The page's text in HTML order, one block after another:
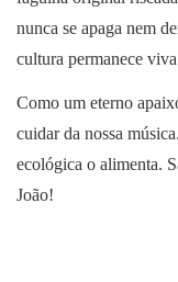
nunca se apaga nem
cultura permanece
Como um eterno
cuidar da nossa
ecológica o alimenta.
João!